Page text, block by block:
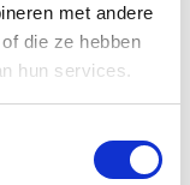
met andere
die ze hebben
hun services.